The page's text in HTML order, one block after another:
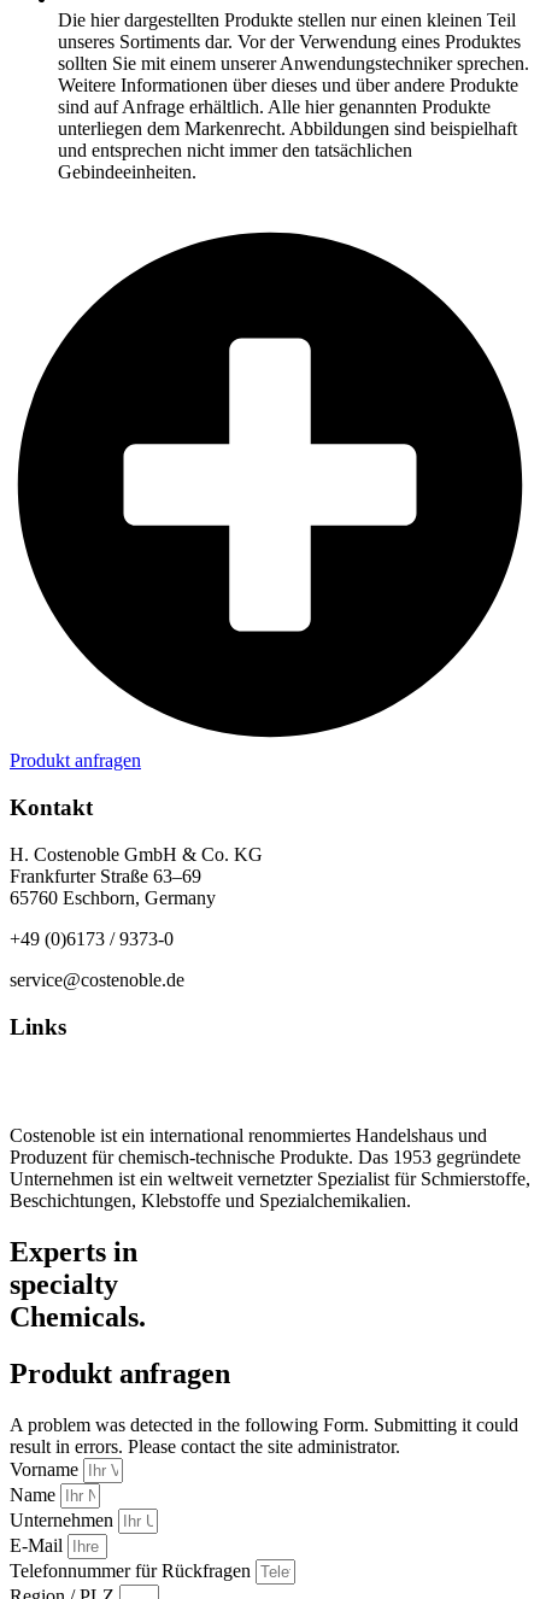
Die hier dargestellten Produkte stellen nur einen kleinen Teil
unseres Sortiments dar. Vor der Verwendung eines Produktes
sollten Sie mit einem unserer Anwendungstechniker sprechen.
Weitere Informationen über dieses und über andere Produkte
sind auf Anfrage erhältlich. Alle hier genannten Produkte
unterliegen dem Markenrecht. Abbildungen sind beispielhaft
und entsprechen nicht immer den tatsächlichen
Gebindeeinheiten.
Produkt anfragen
Kontakt
H. Costenoble GmbH & Co. KG
Frankfurter Straße 63–69
65760 Eschborn, Germany
+49 (0)6173 / 9373-0
service@costenoble.de
Links
Costenoble ist ein international renommiertes Handelshaus und
Produzent für chemisch-technische Produkte. Das 1953 gegründete
Unternehmen ist ein weltweit vernetzter Spezialist für Schmierstoffe,
Beschichtungen, Klebstoffe und Spezialchemikalien.
Experts in
specialty
Chemicals.
Produkt anfragen
A problem was detected in the following Form. Submitting it could
result in errors. Please contact the site administrator.
Vorname
Name
Unternehmen
E-Mail
Telefonnummer für Rückfragen